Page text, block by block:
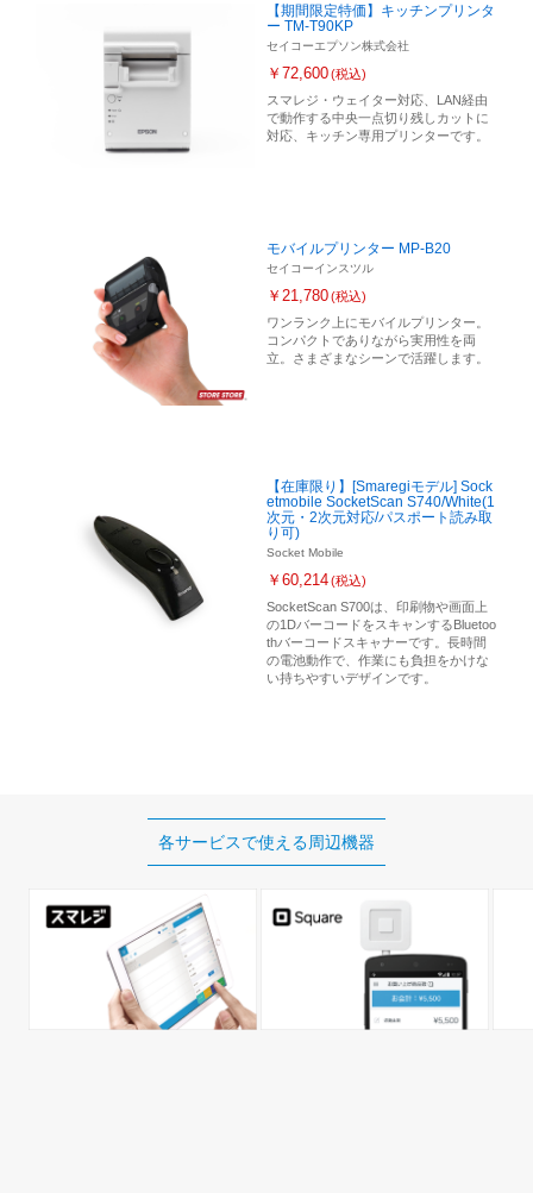
各サービスで使える周辺機器
【期間限定特価】キッチンプリンタ
ー TM-T90KP
セイコーエプソン株式会社
￥72,600(税込)
スマレジ・ウェイター対応、LAN経由
で動作する中央一点切り残しカットに
対応、キッチン専用プリンターです。
モバイルプリンター MP-B20
セイコーインスツル
￥21,780(税込)
ワンランク上にモバイルプリンター。
コンパクトでありながら実用性を両
立。さまざまなシーンで活躍します。
【在庫限り】[Smaregiモデル] Sock
etmobile SocketScan S740/White(1
次元・2次元対応/パスポート読み取
り可)
Socket Mobile
￥60,214(税込)
SocketScan S700は、印刷物や画面上
の1DバーコードをスキャンするBluetoo
thバーコードスキャナーです。長時間
の電池動作で、作業にも負担をかけな
い持ちやすいデザインです。